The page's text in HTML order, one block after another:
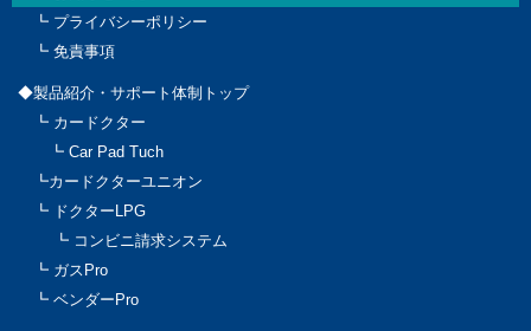
┗ プライバシーポリシー
┗ 免責事項
◆製品紹介・サポート体制トップ
┗ カードクター
┗ Car Pad Tuch
┗カードクターユニオン
┗ ドクターLPG
┗ コンビニ請求システム
┗ ガスPro
┗ ベンダーPro